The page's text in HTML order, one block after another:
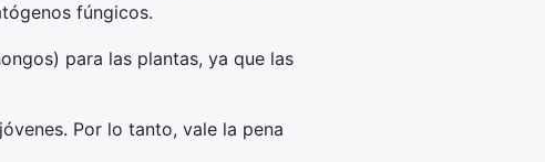
fúngicos.
para las plantas, ya que las
Por lo tanto, vale la pena